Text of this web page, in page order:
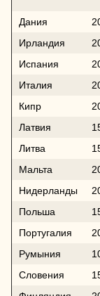
Дания
Ирландия
Испания
Италия
Кипр
Латвия
Литва
Мальта
Нидерланды
Польша
Португалия
Румыния
Словения